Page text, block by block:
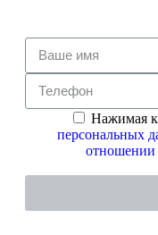
Нажимая
персональных
отношении